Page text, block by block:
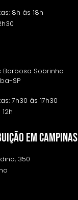
8h às 18h
Barbosa Sobrinho
SP
7h30 às 17h30
em campinas
350